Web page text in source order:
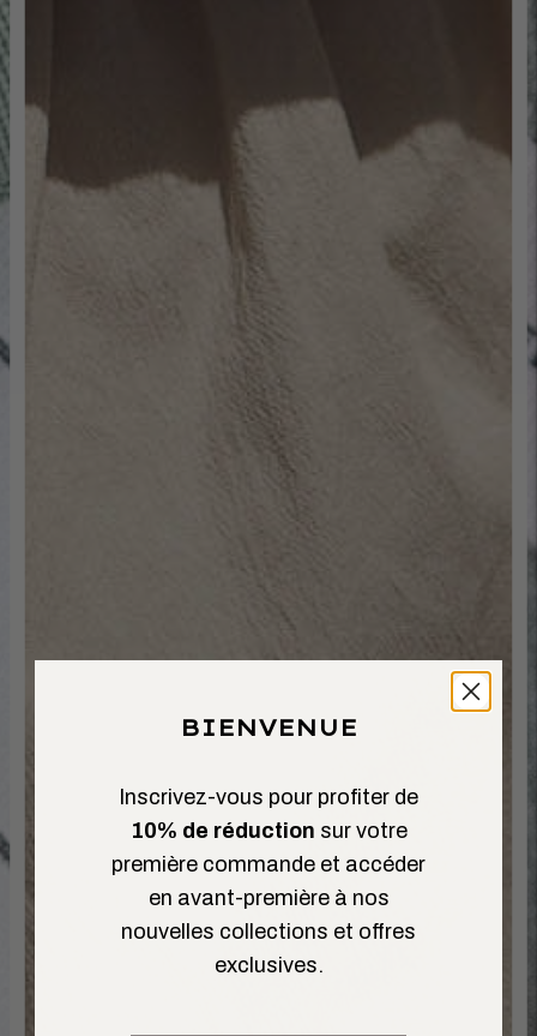
BIENVENUE
Inscrivez-vous pour profiter de
10% de réduction sur votre
première commande et accéder
en avant-première à nos
nouvelles collections et offres
exclusives.